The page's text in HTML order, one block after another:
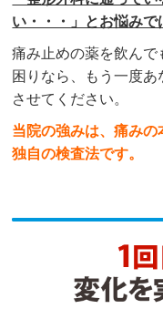
い・・・」とお悩みで
痛み止めの薬を飲ん
困りなら、もう一度
させてください。
当院の強みは、痛み
独自の検査法です。